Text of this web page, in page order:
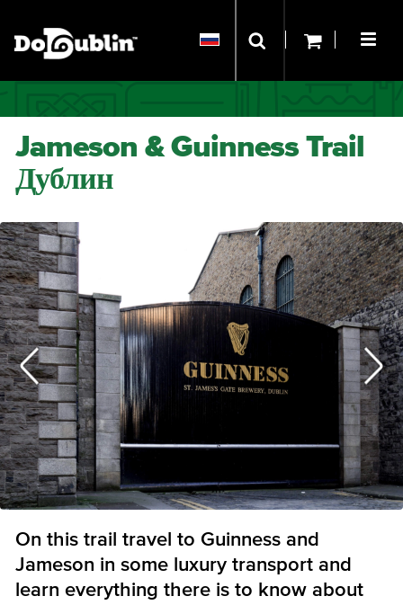
Jameson & Guinness Trail
Дублин
On this trail travel to Guinness and
Jameson in some luxury transport and
learn everything there is to know about